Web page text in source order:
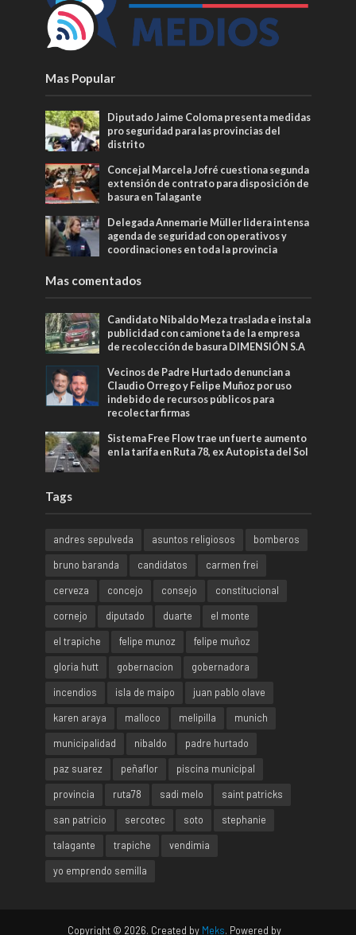
Mas Popular
Diputado Jaime Coloma presenta medidas
pro seguridad para las provincias del
distrito
Concejal Marcela Jofré cuestiona segunda
extensión de contrato para disposición de
basura en Talagante
Delegada Annemarie Müller lidera intensa
agenda de seguridad con operativos y
coordinaciones en toda la provincia
Mas comentados
Candidato Nibaldo Meza traslada e instala
publicidad con camioneta de la empresa
de recolección de basura DIMENSIÓN S.A
Vecinos de Padre Hurtado denuncian a
Claudio Orrego y Felipe Muñoz por uso
indebido de recursos públicos para
recolectar firmas
Sistema Free Flow trae un fuerte aumento
en la tarifa en Ruta 78, ex Autopista del Sol
Tags
andres sepulveda asuntos religiosos
bomberos
bruno baranda
candidatos
carmen frei
cerveza
concejo consejo
constitucional
cornejo
diputado duarte
el monte
el trapiche
felipe munoz
felipe muñoz
gloria hutt
gobernacion
gobernadora
incendios
isla de maipo
juan pablo olave
karen araya
malloco melipilla
munich
municipalidad
nibaldo
padre hurtado
paz suarez
peñaflor
piscina municipal
provincia
ruta78 sadi melo
saint patricks
san patricio
sercotec soto
stephanie
talagante
trapiche
vendimia
yo emprendo semilla
Copyright © 2026. Created by Meks. Powered by